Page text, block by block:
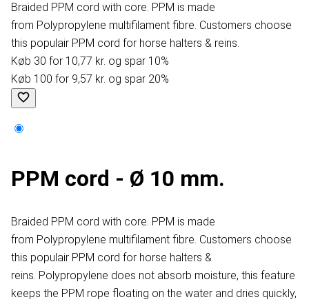
Braided PPM cord with core. PPM is made
from Polypropylene multifilament fibre. Customers choose
this populair PPM cord for horse halters & reins.
Køb 30 for 10,77 kr. og spar 10%
Køb 100 for 9,57 kr. og spar 20%
PPM cord - Ø 10 mm.
Braided PPM cord with core. PPM is made
from Polypropylene multifilament fibre. Customers choose
this populair PPM cord for horse halters &
reins. Polypropylene does not absorb moisture, this feature
keeps the PPM rope floating on the water and dries quickly,